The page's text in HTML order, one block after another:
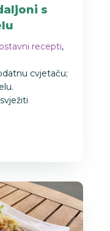
s
recepti,
cvjetaču;